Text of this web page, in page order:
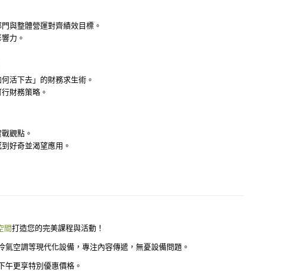
與整體營運對齊績效目標。
力。
活下去」的財務求生術。
財務策略。
觀點。
好奇並渴望應用。
間打造您的完美課程與活動！
空調等現代化設備，專注內容傳遞，無憂設備問題。
午更享特別優惠價格。